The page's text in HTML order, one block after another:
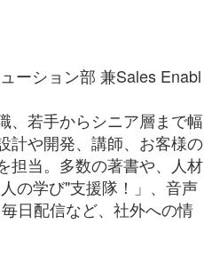
ーション部 兼Sales Enabl
、若手からシニア層まで幅
計や開発、講師、お客様の
担当。多数の著書や、人材
の学び"支援隊！」、音声
日配信など、社外への情